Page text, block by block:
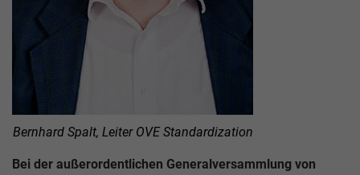
Bernhard Spalt, Leiter OVE Standardization
Bei der außerordentlichen Generalversammlung von